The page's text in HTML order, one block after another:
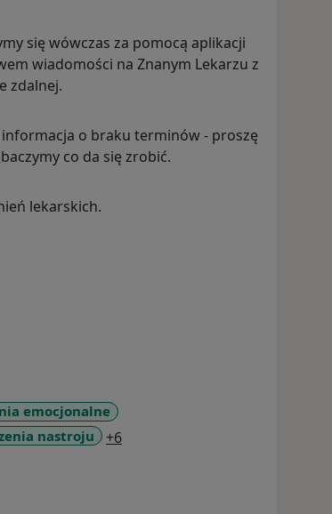
się wówczas za pomocą aplikacji
wiadomości na Znanym Lekarzu z
zdalnej.
o braku terminów - proszę
co da się zrobić.
lekarskich.
emocjonalne
nastroju +6a11y_sr_more_diseases